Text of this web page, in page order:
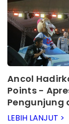
Ancol
Points -
Pengunjung
Menarik
LEBIH LANJUT >